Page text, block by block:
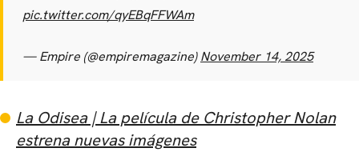
pic.twitter.com/qyEBqFFWAm
— Empire (@empiremagazine)November 14, 2025
La Odisea | La película de Christopher Nolan
estrena nuevas imágenes